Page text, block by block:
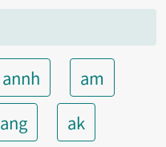
annh
am
ang ak